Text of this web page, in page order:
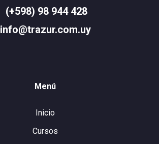
(+598) 98 944 428
info@trazur.com.uy
Menú
Inicio
Cursos